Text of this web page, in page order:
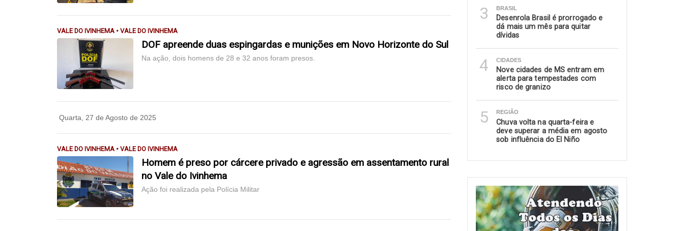
VALE DO IVINHEMA • VALE DO IVINHEMA
DOF apreende duas espingardas e munições em Novo Horizonte do Sul
Na ação, dois homens de 28 e 32 anos foram presos.
Quarta, 27 de Agosto de 2025
VALE DO IVINHEMA • VALE DO IVINHEMA
Homem é preso por cárcere privado e agressão em assentamento rural
no Vale do Ivinhema
Ação foi realizada pela Polícia Militar
3 BRASIL
Desenrola Brasil é prorrogado e
dá mais um mês para quitar
dívidas
4 CIDADES
Nove cidades de MS entram em
alerta para tempestades com
risco de granizo
5 REGIÃO
Chuva volta na quarta-feira e
deve superar a média em agosto
sob influência do El Niño